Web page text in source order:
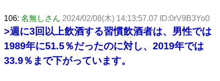
106: 名無しさん 2024/02/08(木) 14:13:57.07 ID:0rV9B3Yo0
>週に3回以上飲酒する習慣飲酒者は、男性では
1989年に51.5％だったのに対し、2019年では
33.9％まで下がっています。